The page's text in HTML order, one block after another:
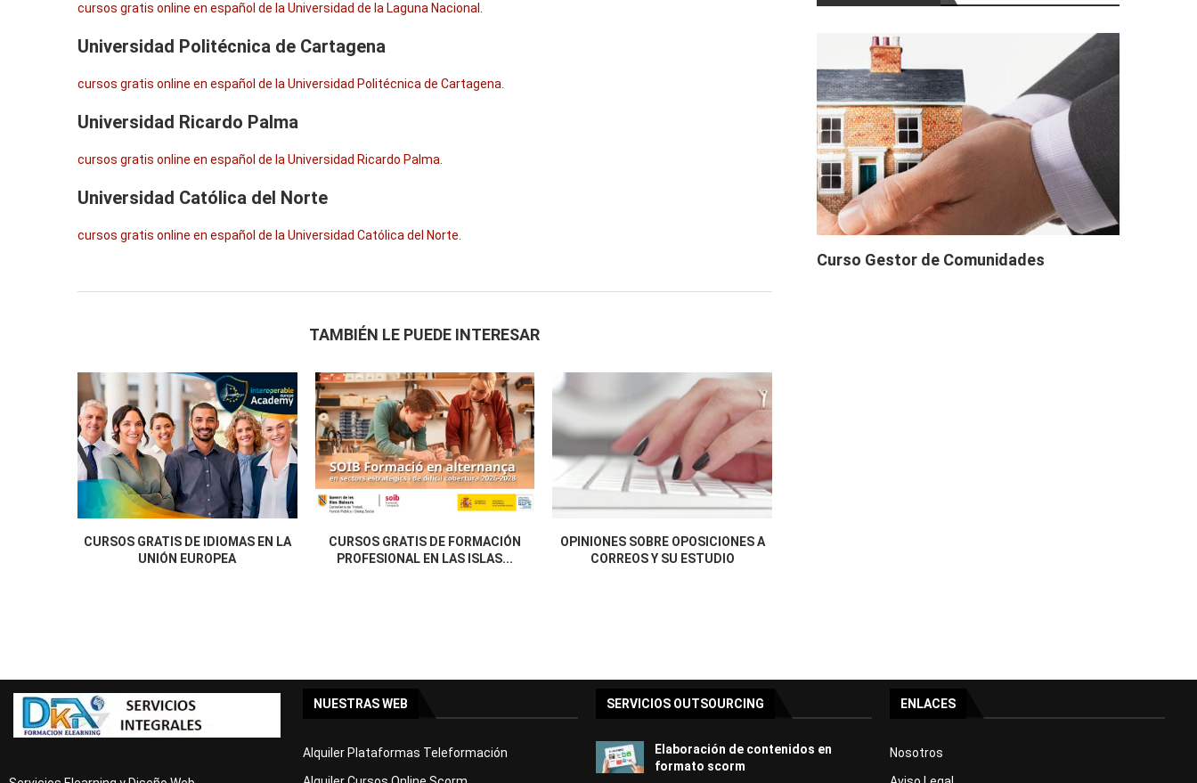
cursos gratis online en español de la Universidad de la Laguna Nacional
Universidad Politécnica de Cartagena
cursos gratis online en español de la Universidad Politécnica de Cartagena
Universidad Ricardo Palma
cursos gratis online en español de la Universidad Ricardo Palma
Universidad Católica del Norte
cursos gratis online en español de la Universidad Católica del Norte
TAMBIÉN LE PUEDE INTERESAR
CURSOS GRATIS DE IDIOMAS EN LA
UNIÓN EUROPEA
CURSOS GRATIS DE FORMACIÓN
PROFESIONAL EN LAS ISLAS...
OPINIONES SOBRE OPOSICIONES A
CORREOS Y SU ESTUDIO
Curso Gestor de Comunidades
NUESTRAS WEB
Alquiler Plataformas Teleformación
SERVICIOS OUTSOURCING
Elaboración de contenidos en
formato scorm
ENLACES
Nosotros